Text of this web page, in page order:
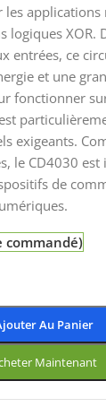
les
logiques XOR.
entrées, ce
et une
fonctionner
exigeants.
le CD4030 est
de
commandé)
Au Panier
Maintenant